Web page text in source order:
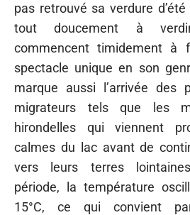
pas retrouvé sa verdure
tout doucement à
commencent timidement à
spectacle unique en son
marque aussi l’arrivée des
migrateurs tels que les
hirondelles qui viennent
calmes du lac avant de
vers leurs terres
période, la température
15°C, ce qui convient